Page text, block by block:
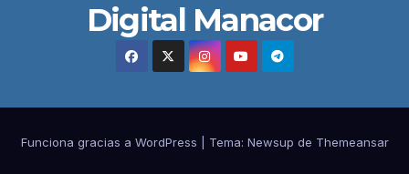
Digital Manacor
Funciona gracias a WordPress Tema: Newsup de Themeansar